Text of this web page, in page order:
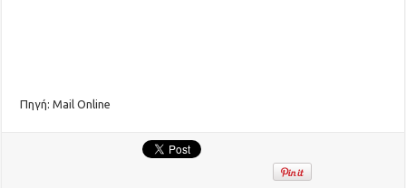
Πηγή: Mail Online